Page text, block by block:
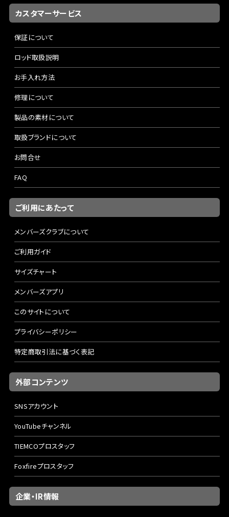
カスタマーサービス
保証について
ロッド取扱説明
お手入れ方法
修理について
製品の素材について
取扱ブランドについて
お問合せ
FAQ
ご利用にあたって
メンバーズクラブについて
ご利用ガイド
サイズチャート
メンバーズアプリ
このサイトについて
プライバシーポリシー
特定商取引法に基づく表記
外部コンテンツ
SNSアカウント
YouTubeチャンネル
TIEMCOプロスタッフ
Foxfireプロスタッフ
企業・IR情報